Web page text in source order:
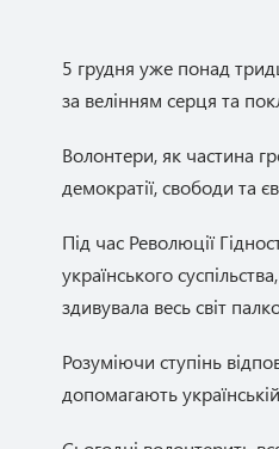
5 грудня уже понад
за велінням серця та
Волонтери, як частина
демократії, свободи та
Під час Революції
українського
здивувала весь світ
Розуміючи ступінь
допомагають